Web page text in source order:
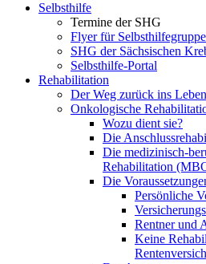
Selbsthilfe
Termine der SHG
Flyer für
SHG der Sächsischen
Selbsthilfe-Portal
Rehabilitation
Der Weg zurück ins Leben
Onkologische
Wozu dient sie?
Die
Die medizinisch-
Rehabilitation
Die
Persönliche
Rentner und
Keine